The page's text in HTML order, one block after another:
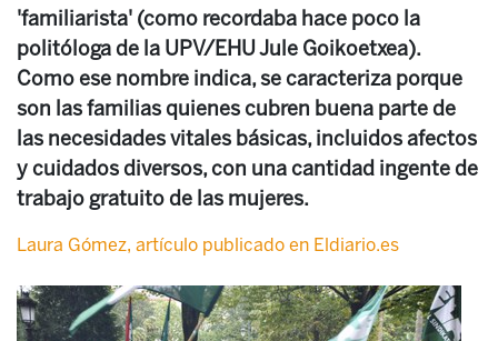
'familiarista' (como recordaba hace poco la
politóloga de la UPV/EHU Jule Goikoetxea).
Como ese nombre indica, se caracteriza porque
son las familias quienes cubren buena parte de
las necesidades vitales básicas, incluidos afectos
y cuidados diversos, con una cantidad ingente de
trabajo gratuito de las mujeres.
Laura Gómez, artículo publicado en Eldiario.es